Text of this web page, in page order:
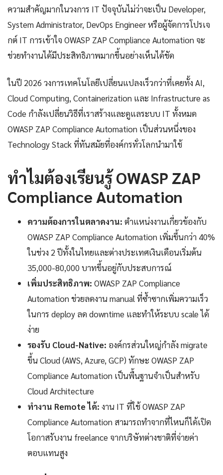
ความสำคัญมากในวงการ IT ปัจจุบันไม่ว่าจะเป็น Developer,
System Administrator, DevOps Engineer หรือผู้จัดการโปรเจ
กต์ IT การเข้าใจ OWASP ZAP Compliance Automation จะ
ช่วยทำงานได้มีประสิทธิภาพมากขึ้นอย่างเห็นได้ชัด
ในปี 2026 วงการเทคโนโลยีเปลี่ยนแปลงเร็วกว่าที่เคยทั้ง AI,
Cloud Computing, Containerization และ Infrastructure as
Code กำลังเปลี่ยนวิธีที่เราสร้างและดูแลระบบ IT ทั้งหมด
OWASP ZAP Compliance Automation เป็นส่วนหนึ่งของ
Technology Stack ที่ทันสมัยที่องค์กรทั่วโลกนำมาใช้
ทำไมต้องเรียนรู้ OWASP ZAP
Compliance Automation
ความต้องการในตลาดงาน: ตำแหน่งงานเกี่ยวข้องกับ
OWASP ZAP Compliance Automation เพิ่มขึ้นกว่า 40%
ในช่วง 2 ปีทั้งในไทยและต่างประเทศเงินเดือนเริ่มต้น
35,000-80,000 บาทขึ้นอยู่กับประสบการณ์
เพิ่มประสิทธิภาพ: OWASP ZAP Compliance
Automation ช่วยลดงาน manual ที่ซ้ำซากเพิ่มความเร็ว
ในการ deploy ลด downtime และทำให้ระบบ scale ได้
ง่าย
รองรับ Cloud-Native: องค์กรส่วนใหญ่กำลัง migrate
ขึ้น Cloud (AWS, Azure, GCP) ทักษะ OWASP ZAP
Compliance Automation เป็นพื้นฐานจำเป็นสำหรับ
Cloud Architecture
ทำงาน Remote ได้: งาน IT ที่ใช้ OWASP ZAP
Compliance Automation สามารถทำจากที่ไหนก็ได้เปิด
โอกาสรับงาน freelance จากบริษัทต่างชาติที่จ่ายค่า
ตอบแทนสูง